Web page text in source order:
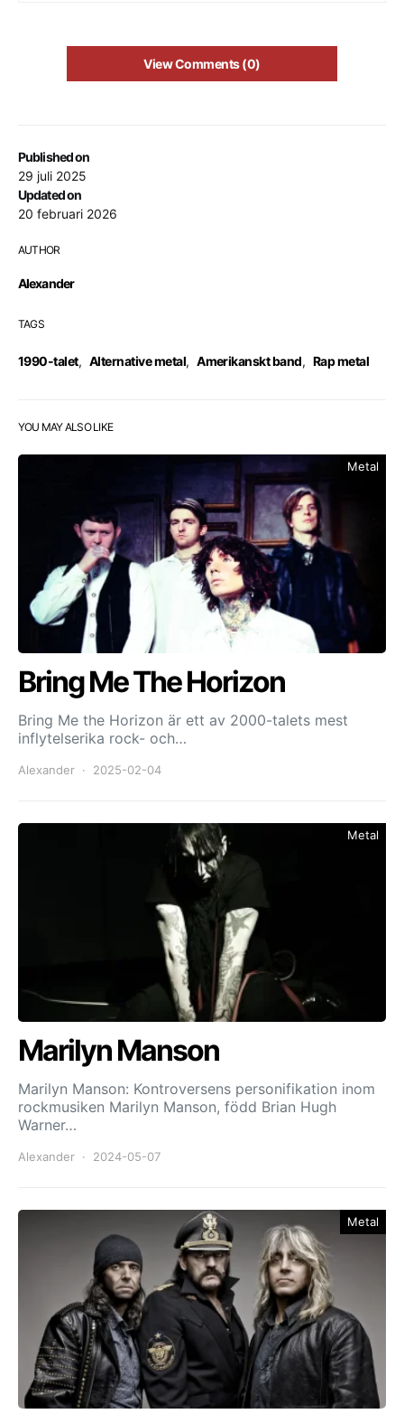
Published on
29 juli 2025
Updated on
20 februari 2026
AUTHOR
Alexander
TAGS
1990-talet, Alternative metal, Amerikanskt band, Rap metal
View Comments (0)
YOU MAY ALSO LIKE
Metal
Bring Me The Horizon
Bring Me the Horizon är ett av 2000-talets mest
inflytelserika rock- och…
Alexander 2025-02-04
Metal
Marilyn Manson
Marilyn Manson: Kontroversens personifikation inom
rockmusiken Marilyn Manson, född Brian Hugh
Warner…
Alexander 2024-05-07
Metal